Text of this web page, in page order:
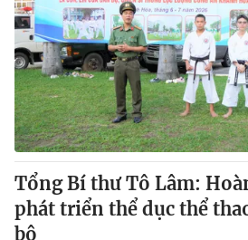
VTV Sức khoẻ Bất
Thị trường 24h Tấm
VTV4 Vươn
VTV9 VTV8
Liên hệ tòa soạn
Tổng Bí thư Tô Lâm:
phát triển thể dục thể
bộ